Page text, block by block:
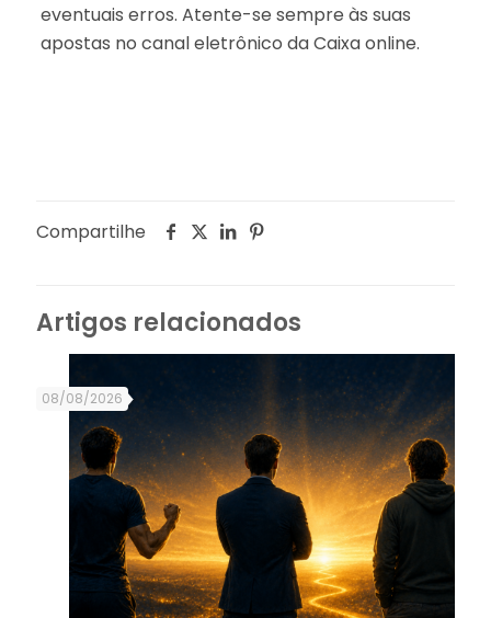
eventuais erros. Atente-se sempre às suas
apostas no canal eletrônico da Caixa online.
Compartilhe
Artigos relacionados
08/08/2026